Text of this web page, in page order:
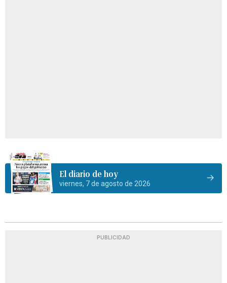
El diario de hoy
viernes, 7 de agosto de 2026
PUBLICIDAD